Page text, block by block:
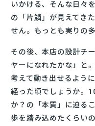
いかける、そんな日々
の「片鱗」が見えてき
せん。もっとも実りの
その後、本店の設計チ
ヤーになれたかな」と
考えて動き出せるよう
経った頃でしょうか。
か？の「本質」に迫る
歩を踏み込めたくらい